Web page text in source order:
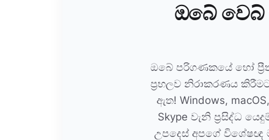
ඔබේ වෙබ්
ඔබේ පරිගණකයේ හෝ
ප්‍රභලව නිරාකරණය
ඇත! Windows,
Skype වැනි ප්‍රසිද්ධ
උපදෙස් අපගේ විශේෂඥ